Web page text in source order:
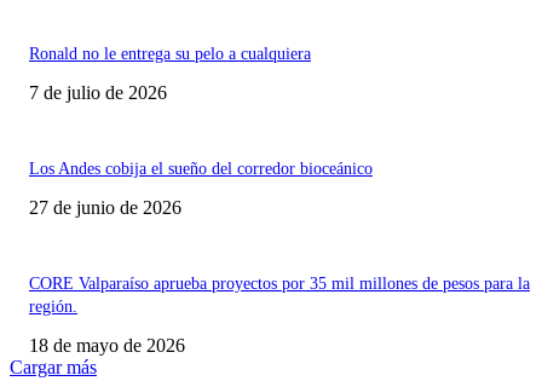
Ronald no le entrega su pelo a cualquiera
7 de julio de 2026
Los Andes cobija el sueño del corredor bioceánico
27 de junio de 2026
CORE Valparaíso aprueba proyectos por 35 mil millones de pesos para la
región.
18 de mayo de 2026
Cargar más